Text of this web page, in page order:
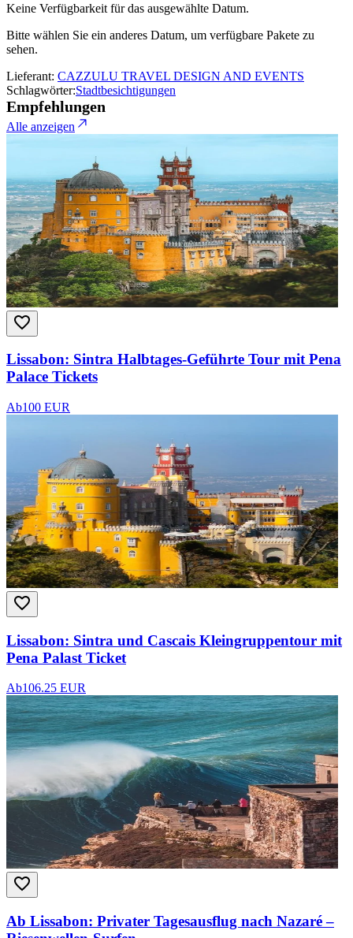
Keine Verfügbarkeit für das ausgewählte Datum.
Bitte wählen Sie ein anderes Datum, um verfügbare Pakete zu
sehen.
Lieferant: CAZZULU TRAVEL DESIGN AND EVENTS
Schlagwörter:Stadtbesichtigungen
Empfehlungen
Alle anzeigen
Lissabon: Sintra Halbtages-Geführte Tour mit Pena
Palace Tickets
Ab100 EUR
Lissabon: Sintra und Cascais Kleingruppentour mit
Pena Palast Ticket
Ab106.25 EUR
Ab Lissabon: Privater Tagesausflug nach Nazaré –